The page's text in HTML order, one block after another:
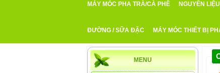
MÁY MÓC PHA TRÀ/CÀ PHÊ NGUYÊN
ĐƯỜNG / SỮA ĐẶC MÁY MÓC THIẾT BỊ
MENU